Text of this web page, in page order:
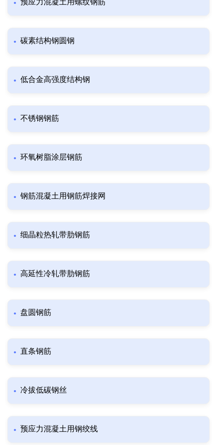
预应力混凝土用螺纹钢筋
碳素结构钢圆钢
低合金高强度结构钢
不锈钢钢筋
环氧树脂涂层钢筋
钢筋混凝土用钢筋焊接网
细晶粒热轧带肋钢筋
高延性冷轧带肋钢筋
盘圆钢筋
直条钢筋
冷拔低碳钢丝
预应力混凝土用钢绞线